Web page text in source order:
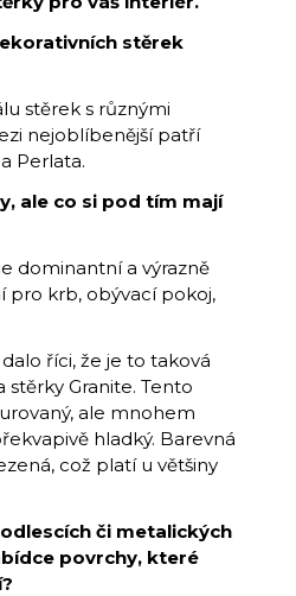
stěrek
stěrek s různými
nejoblíbenější patří
Perlata.
ale co si pod tím mají
dominantní a výrazně
pro krb, obývací pokoj,
říci, že je to taková
Granite. Tento
ale mnohem
hladký. Barevná
což platí u většiny
či metalických
povrchy, které